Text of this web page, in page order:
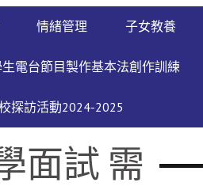
情緒管理 子女教養
電台節目製作基本法創作訓練
探訪活動2024-2025
面試 需